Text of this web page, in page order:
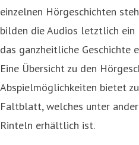
einzelnen Hörgeschichten
bilden die Audios letztlich ein
das ganzheitliche Geschichte
Eine Übersicht zu den
Abspielmöglichkeiten bietet
Faltblatt, welches unter
Rinteln erhältlich ist.